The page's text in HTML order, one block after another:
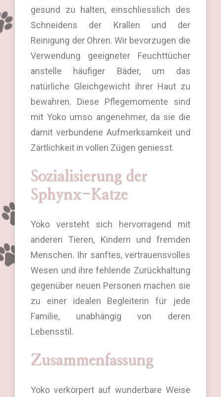
gesund zu halten, einschliesslich des
Schneidens der Krallen und der
Reinigung der Ohren. Wir bevorzugen die
Verwendung geeigneter Feuchttücher
anstelle häufiger Bäder, um das
natürliche Gleichgewicht ihrer Haut zu
bewahren. Diese Pflegemomente sind
mit Yoko umso angenehmer, da sie die
damit verbundene Aufmerksamkeit und
Zärtlichkeit in vollen Zügen geniesst.
Sozialisierung der
Sphynx-Katze
Yoko versteht sich hervorragend mit
anderen Tieren, Kindern und fremden
Menschen. Ihr sanftes, vertrauensvolles
Wesen und ihre fehlende Zurückhaltung
gegenüber neuen Personen machen sie
zu einer idealen Begleiterin für jede
Familie, unabhängig von deren
Lebensstil.
Zusammenfassung
Yoko verkörpert auf wunderbare Weise